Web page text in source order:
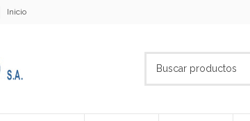
Inicio